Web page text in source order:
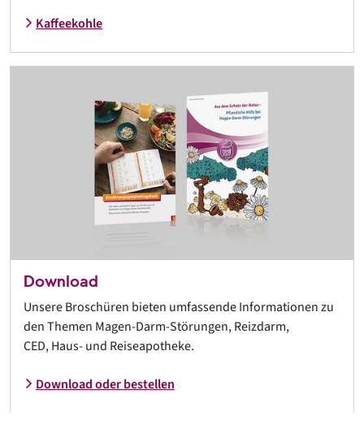
Kaffeekohle
Download
Unsere Broschüren bieten umfassende Informationen zu
den Themen Magen-Darm-Störungen, Reizdarm,
CED, Haus- und Reiseapotheke.
Download oder bestellen